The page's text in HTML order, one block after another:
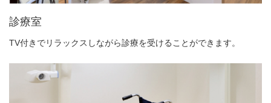
診療室
TV付きでリラックスしながら診療を受けることができます。